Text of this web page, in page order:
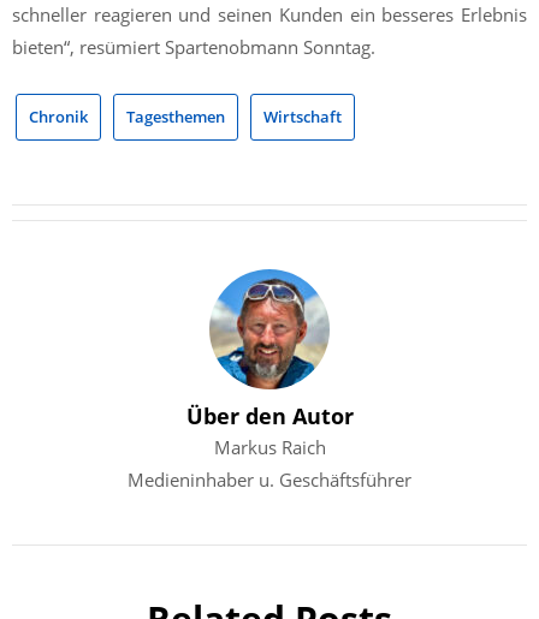
schneller reagieren und seinen Kunden ein besseres Erlebnis
bieten“, resümiert Spartenobmann Sonntag.
Chronik Tagesthemen Wirtschaft
Über den Autor
Markus Raich
Medieninhaber u. Geschäftsführer